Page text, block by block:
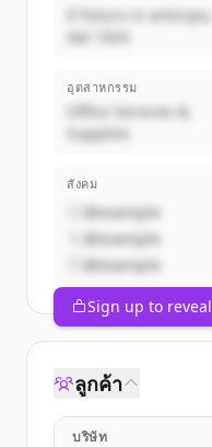
Il futuro in anticipo,
dal 1924
อุตสาหกรรม
Office Services &
Supplies
สังคม
@example
@example
@example
Sign up to reveal
ลูกค้า
บริษัท